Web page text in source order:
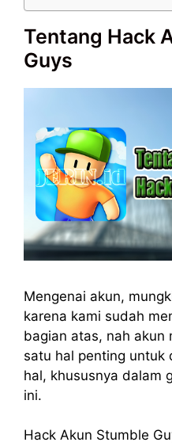
Tentang Hack
Guys
Mengenai akun,
karena kami sudah
bagian atas, nah akun
satu hal penting untuk
hal, khususnya dalam
ini.
Hack Akun Stumble